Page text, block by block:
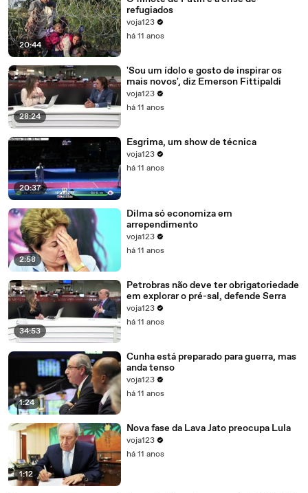
20:44
refugiados
voja123
há 11 anos
28:24
'Sou um ídolo e gosto de inspirar os
mais novos', diz Emerson Fittipaldi
voja123
há 11 anos
20:37
Esgrima, um show de técnica
voja123
há 11 anos
2:58
Dilma só economiza em
arrependimento
voja123
há 11 anos
34:53
Petrobras não deve ter obrigatoriedade
em explorar o pré-sal, defende Serra
voja123
há 11 anos
1:24
Cunha está preparado para guerra, mas
anda tenso
voja123
há 11 anos
1:12
Nova fase da Lava Jato preocupa Lula
voja123
há 11 anos